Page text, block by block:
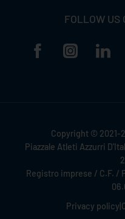
FOLLOW US
Copyright © 2021-
Piazzale Atleti Azzurri
Registro imprese / C.F. /
Privacy policy